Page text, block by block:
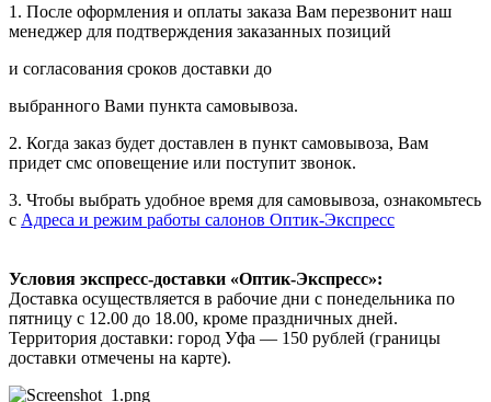
1. После оформления и оплаты заказа Вам перезвонит наш
менеджер для подтверждения заказанных позиций
и согласования сроков доставки до
выбранного Вами пункта самовывоза.
2. Когда заказ будет доставлен в пункт самовывоза, Вам
придет смс оповещение или поступит звонок.
3. Чтобы выбрать удобное время для самовывоза, ознакомьтесь
с Адреса и режим работы салонов Оптик-Экспресс
Условия экспресс-доставки «Оптик-Экспресс»:
Доставка осуществляется в рабочие дни с понедельника по
пятницу с 12.00 до 18.00, кроме праздничных дней.
Территория доставки: город Уфа — 150 рублей (границы
доставки отмечены на карте).